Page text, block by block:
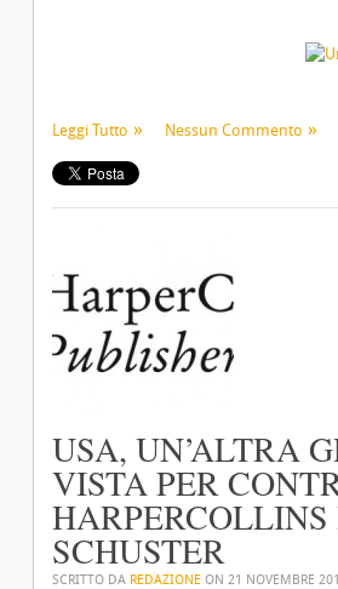
Leggi Tutto Nessun Commento
USA, UN’ALTRA
VISTA PER
SCHUSTER
SCRITTO DA REDAZIONE ON 21 NOVEMBRE